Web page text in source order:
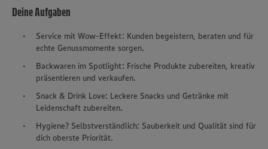
Deine Aufgaben
Service mit Wow-Effekt: Kunden begeistern, beraten und für
echte Genussmomente sorgen.
Backwaren im Spotlight: Frische Produkte zubereiten, kreativ
präsentieren und verkaufen.
Snack & Drink Love: Leckere Snacks und Getränke mit
Leidenschaft zubereiten.
Hygiene? Selbstverständlich: Sauberkeit und Qualität sind für
dich oberste Priorität.